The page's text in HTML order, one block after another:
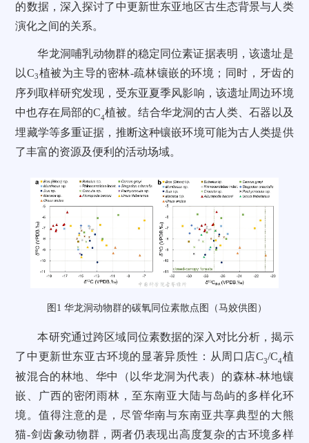
的数据，深入探讨了中更新世东亚地区古生态背景与人类
演化之间的关系。
华龙洞哺乳动物群的稳定同位素证据表明，该遗址是
以C3植被为主导的密林-疏林镶嵌的环境；同时，牙齿的
序列取样研究发现，受东亚夏季风影响，该遗址周边环境
中也存在局部的C4植被。结合华龙洞的古人类、石器以及
埋藏学等多重证据，推断这种镶嵌环境可能为古人类提供
了丰富的资源及便利的活动场域。
图1 华龙洞动物群的碳氧同位素散点图（马姣供图）
本研究通过跨区域同位素数据的深入对比分析，揭示
了中更新世东亚古环境的显著异质性：从周口店C3/C4植
被混合的林地、华中（以华龙洞为代表）的森林-林地镶
嵌、广西的密闭雨林，至东南亚大陆与岛屿的多样化环
境。值得注意的是，尽管华南与东南亚共享典型的大熊
猫-剑齿象动物群，两者仍表现出高度复杂的古环境多样